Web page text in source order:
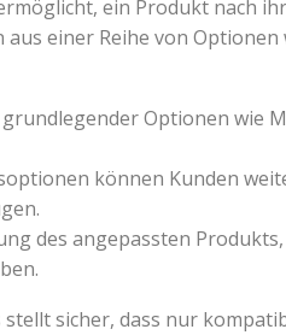
ein Produkt nach
einer Reihe von Optionen
Optionen wie
können Kunden
des angepassten
sicher, dass nur